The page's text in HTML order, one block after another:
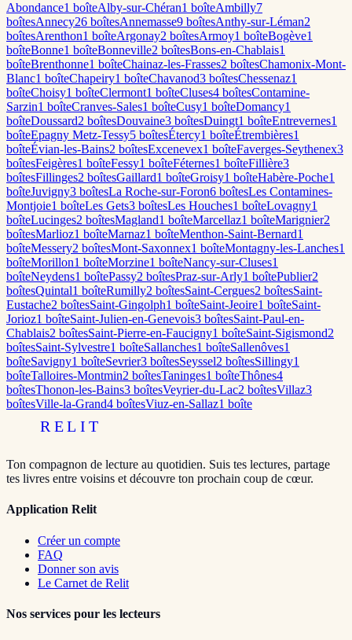
Abondance1 boîteAlby-sur-Chéran1 boîteAmbilly7
boîtesAnnecy26 boîtesAnnemasse9 boîtesAnthy-sur-Léman2
boîtesArenthon1 boîteArgonay2 boîtesArmoy1 boîteBogève1
boîteBonne1 boîteBonneville2 boîtesBons-en-Chablais1
boîteBrenthonne1 boîteChainaz-les-Frasses2 boîtesChamonix-Mont-
Blanc1 boîteChapeiry1 boîteChavanod3 boîtesChessenaz1
boîteChoisy1 boîteClermont1 boîteCluses4 boîtesContamine-
Sarzin1 boîteCranves-Sales1 boîteCusy1 boîteDomancy1
boîteDoussard2 boîtesDouvaine3 boîtesDuingt1 boîteEntrevernes1
boîteEpagny Metz-Tessy5 boîtesÉtercy1 boîteÉtrembières1
boîteÉvian-les-Bains2 boîtesExcenevex1 boîteFaverges-Seythenex3
boîtesFeigères1 boîteFessy1 boîteFéternes1 boîteFillière3
boîtesFillinges2 boîtesGaillard1 boîteGroisy1 boîteHabère-Poche1
boîteJuvigny3 boîtesLa Roche-sur-Foron6 boîtesLes Contamines-
Montjoie1 boîteLes Gets3 boîtesLes Houches1 boîteLovagny1
boîteLucinges2 boîtesMagland1 boîteMarcellaz1 boîteMarignier2
boîtesMarlioz1 boîteMarnaz1 boîteMenthon-Saint-Bernard1
boîteMessery2 boîtesMont-Saxonnex1 boîteMontagny-les-Lanches1
boîteMorillon1 boîteMorzine1 boîteNancy-sur-Cluses1
boîteNeydens1 boîtePassy2 boîtesPraz-sur-Arly1 boîtePublier2
boîtesQuintal1 boîteRumilly2 boîtesSaint-Cergues2 boîtesSaint-
Eustache2 boîtesSaint-Gingolph1 boîteSaint-Jeoire1 boîteSaint-
Jorioz1 boîteSaint-Julien-en-Genevois3 boîtesSaint-Paul-en-
Chablais2 boîtesSaint-Pierre-en-Faucigny1 boîteSaint-Sigismond2
boîtesSaint-Sylvestre1 boîteSallanches1 boîteSallenôves1
boîteSavigny1 boîteSevrier3 boîtesSeyssel2 boîtesSillingy1
boîteTalloires-Montmin2 boîtesTaninges1 boîteThônes4
boîtesThonon-les-Bains3 boîtesVeyrier-du-Lac2 boîtesVillaz3
boîtesVille-la-Grand4 boîtesViuz-en-Sallaz1 boîte
RELIT
Ton compagnon de lecture au quotidien. Suis tes lectures, partage
tes livres entre voisins et découvre ton prochain coup de cœur.
Application Relit
Créer un compte
FAQ
Donner son avis
Le Carnet de Relit
Nos services pour les lecteurs